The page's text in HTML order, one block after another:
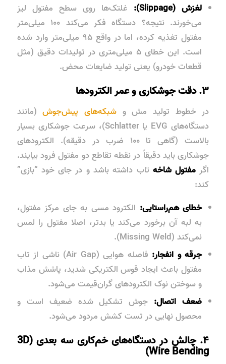
لغزش (Slippage):
غلتک‌ها روی سطح مفتول لیز
می‌خورند. نتیجه؟ دستگاه فکر می‌کند ۱۰۰ میلی‌متر
مفتول تغذیه کرده، اما در واقع ۹۵ میلی‌متر وارد شده
است. این خطای ۵ میلی‌متری در تولیدات دقیق (مثل
قطعات خودرو) یعنی تولید ضایعات محض.
۳. دقت جوشکاری و عمر الکترودها
در خطوط تولید مش وشبکه‌های پیش‌جوش(مانند
دستگاه‌های EVG یا Schlatter)، سرعت جوشکاری بسیار
بالاست (گاهی تا ۱۰۰ ضرب در دقیقه). الکترودهای
جوشکاری باید دقیقاً در نقطه تقاطع دو مفتول فرود بیایند.
اگر مفتول شاخه تاب داشته باشد و در جای خود “بازی”
کند:
خطای هم‌راستایی: الکترود مسی به جای مرکز مفتول،
به لبه آن برخورد می‌کند یا بدتر، اصلا مفتول را لمس
نمی‌کند (Missing Weld).
جرقه و انفجار:
فاصله هوایی (Air Gap) ناشی از تاب
مفتول باعث ایجاد قوس الکتریکی شدید، پاشش مذاب
و سوختن نوک الکترودهای گران‌قیمت می‌شود.
ضعف اتصال: جوش تشکیل شده ضعیف است و
محصول نهایی در تست کشش مردود می‌شود.
۴. چالش در دستگاه‌های خم‌کاری سه بعدی (3D
Wire Bending)